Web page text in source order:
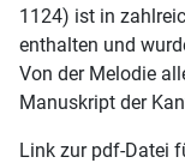
1124) ist in
enthalten und
Von der Melodie
Manuskript der
Link zur pdf-Datei